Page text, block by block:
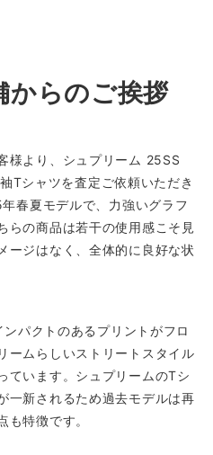
からのご挨拶
様より、シュプリーム 25SS
Tシャツを査定ご依頼いただき
春夏モデルで、力強いグラフ
らの商品は若干の使用感こそ見
ージはなく、全体的に良好な状
パクトのあるプリントがフロ
ームらしいストリートスタイル
ています。シュプリームのTシ
一新されるため過去モデルは再
も特徴です。